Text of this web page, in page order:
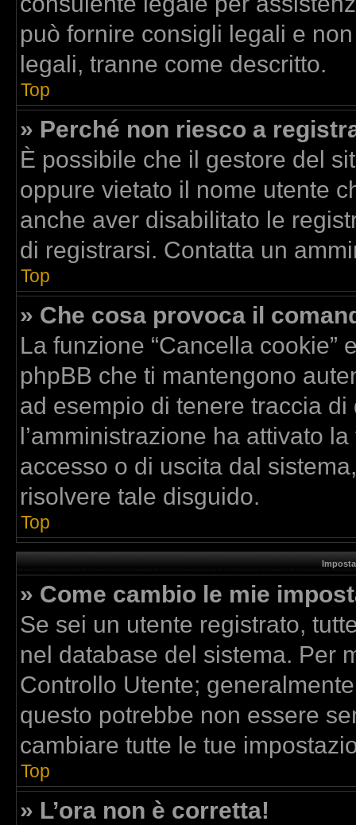
può fornire consigli legali e
legali, tranne come descritto.
Top
» Perché non riesco a
È possibile che il gestore del
oppure vietato il nome utente
anche aver disabilitato le
di registrarsi. Contatta un
Top
» Che cosa provoca il
La funzione “Cancella
phpBB che ti mantengono
ad esempio di tenere traccia
l’amministrazione ha attivato
accesso o di uscita dal
risolvere tale disguido.
Top
» Come cambio le mie
Se sei un utente registrato,
nel database del sistema. Per
Controllo Utente;
questo potrebbe non essere
cambiare tutte le tue
Top
» L’ora non è corretta!